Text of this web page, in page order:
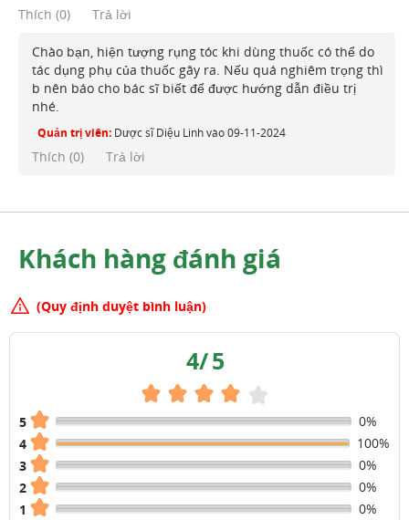
Thích (0) Trả lời
Chào bạn, hiện tượng rụng tóc khi dùng thuốc có thể do
tác dụng phụ của thuốc gây ra. Nếu quá nghiêm trọng thì
b nên báo cho bác sĩ biết để được hướng dẫn điều trị
nhé.
Quản trị viên: Dược sĩ Diệu Linhvào09-11-2024
Thích (0) Trả lời
Khách hàng đánh giá
(Quy định duyệt bình luận)
4/5
5
0%
4
100%
3
0%
2
0%
1
0%